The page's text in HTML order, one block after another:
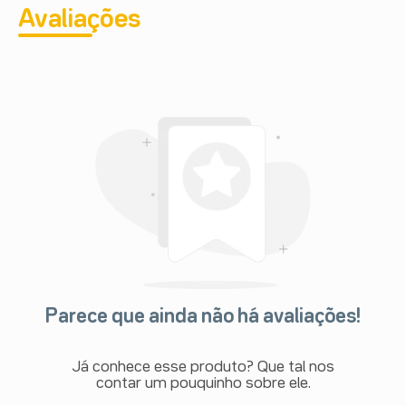
Avaliações
Parece que ainda não há avaliações!
Já conhece esse produto? Que tal nos
contar um pouquinho sobre ele.